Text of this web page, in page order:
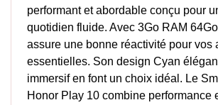
performant et abordable conçu pour
quotidien fluide. Avec 3Go RAM
assure une bonne réactivité pour vos
essentielles. Son design Cyan
immersif en font un choix idéal. Le
Honor Play 10 combine performance